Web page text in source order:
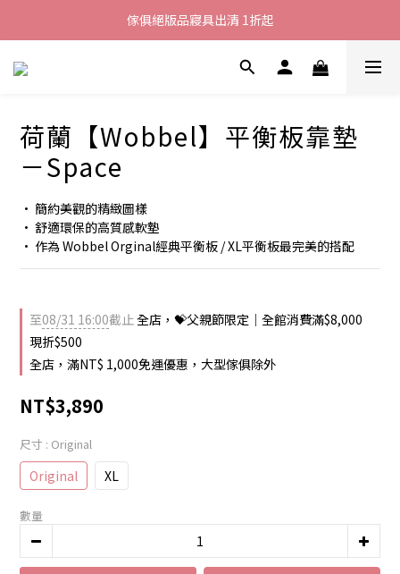
加入LINE好友就送您200元折價卷
傢俱絕版品寢具出清 1折起
全館滿$8000現折$500
荷蘭【Wobbel】平衡板靠墊
－Space
• 簡約美觀的精緻圖樣
• 舒適環保的高質感軟墊
• 作為 Wobbel Orginal經典平衡板​ / XL平衡板最完美的搭配
至08/31 16:00截止全店，💝父親節限定｜全館消費滿$8,000
現折$500
全店，滿NT$ 1,000免運優惠，大型傢俱除外
NT$3,890
尺寸 : Original
Original XL
數量